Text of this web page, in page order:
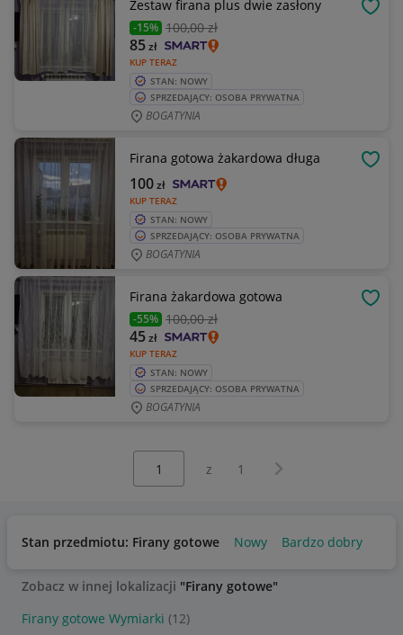
Zestaw firana plus dwie zasłony
-15% 100,00 zł
KUP TERAZ
85zł
STAN: NOWY
SPRZEDAJĄCY: OSOBA PRYWATNA
BOGATYNIA
Firana gotowa żakardowa długa
KUP TERAZ
100zł
STAN: NOWY
SPRZEDAJĄCY: OSOBA PRYWATNA
BOGATYNIA
Firana żakardowa gotowa
-55% 100,00 zł
KUP TERAZ
45zł
STAN: NOWY
SPRZEDAJĄCY: OSOBA PRYWATNA
BOGATYNIA
z 1 Następna strona
Stan przedmiotu: Firany gotowe Nowy Bardzo dobry
Zobacz w innej lokalizacji "Firany gotowe"
Firany gotowe Wymiarki (12)